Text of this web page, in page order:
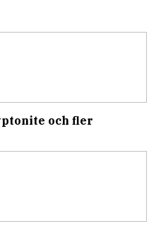
och fler